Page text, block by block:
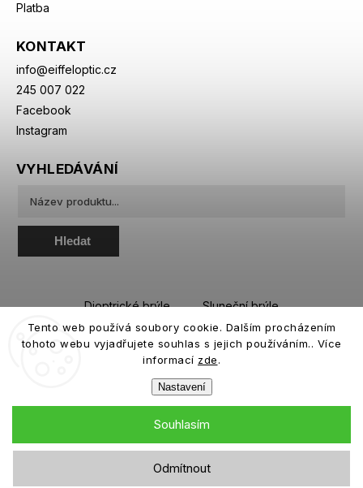
Tento web používá soubory cookie. Dalším procházením
tohoto webu vyjadřujete souhlas s jejich používáním.. Více
informací zde.
Nastavení
Odmítnout
Souhlasím
Platba
KONTAKT
info@eiffeloptic.cz
245 007 022
Facebook
Instagram
VYHLEDÁVÁNÍ
Hledat
Dioptrické brýle
Sluneční brýle
Sportovní brýle
Kontaktní čočky
Roztoky a oční kapky
Copyright 2026eiffeloptic.cz. Všechna práva vyhrazena.